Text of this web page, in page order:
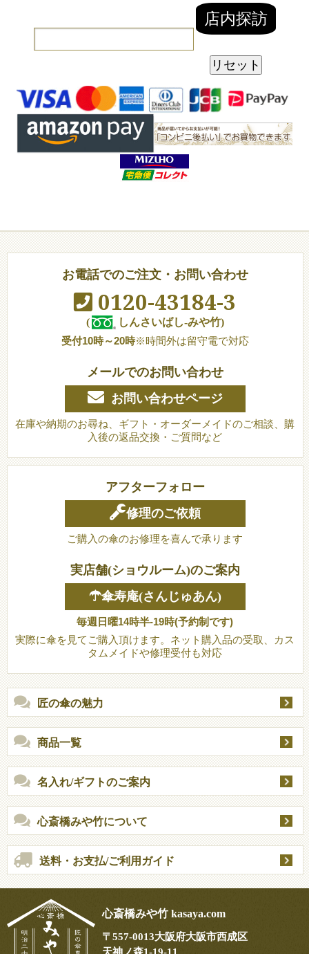
お電話でのご注文・お問い合わせ
0120-43184-3
(
しんさいばし-みや竹)
受付10時～20時※時間外は留守電で対応
メールでのお問い合わせ
お問い合わせページ
在庫や納期のお尋ね、ギフト・オーダーメイドのご相談、購
入後の返品交換・ご質問など
アフターフォロー
修理のご依頼
ご購入の傘のお修理を喜んで承ります
実店舗(ショウルーム)のご案内
☂傘寿庵(さんじゅあん)
毎週日曜14時半-19時(予約制です)
実際に傘を見てご購入頂けます。ネット購入品の受取、カス
タムメイドや修理受付も対応
匠の傘の魅力
商品一覧
名入れ/ギフトのご案内
心斎橋みや竹について
送料・お支払/ご利用ガイド
心斎橋みや竹 kasaya.com
〒557-0013大阪府大阪市西成区